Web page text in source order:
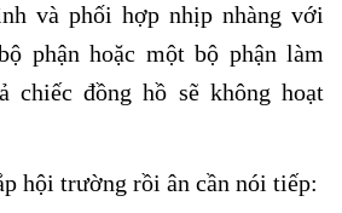
và phối hợp nhịp nhàng với
phận hoặc một bộ phận làm
chiếc đồng hồ sẽ không hoạt
hội trường rồi ân cần nói tiếp: